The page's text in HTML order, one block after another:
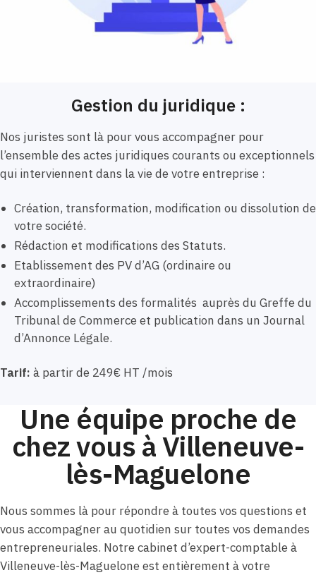
Gestion du juridique :
Nos juristes sont là pour vous accompagner pour
l’ensemble des actes juridiques courants ou exceptionnels
qui interviennent dans la vie de votre entreprise :
Création, transformation, modification ou dissolution de
votre société.
Rédaction et modifications des Statuts.
Etablissement des PV d’AG (ordinaire ou
extraordinaire)
Accomplissements des formalités auprès du Greffe du
Tribunal de Commerce et publication dans un Journal
d’Annonce Légale.
Tarif: à partir de 249€ HT /mois
Une équipe proche de
chez vous à Villeneuve-
lès-Maguelone
Nous sommes là pour répondre à toutes vos questions et
vous accompagner au quotidien sur toutes vos demandes
entrepreneuriales. Notre cabinet d’expert-comptable à
Villeneuve-lès-Maguelone est entièrement à votre